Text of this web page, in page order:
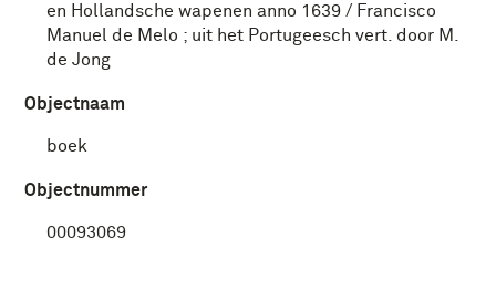
en Hollandsche wapenen anno 1639 / Francisco
Manuel de Melo ; uit het Portugeesch vert. door M.
de Jong
Objectnaam
boek
Objectnummer
00093069